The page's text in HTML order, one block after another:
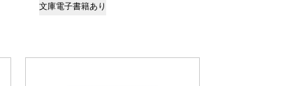
文庫電子書籍あり